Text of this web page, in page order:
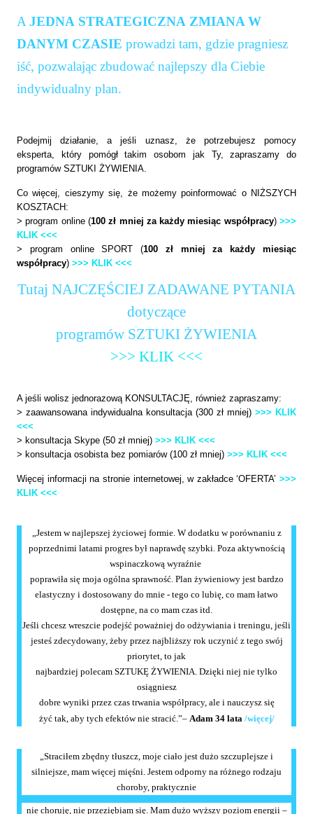
AJEDNA STRATEGICZNA ZMIANA W
DANYM CZASIE prowadzi tam, gdzie pragniesz
iść, pozwalając zbudować najlepszy dla Ciebie
indywidualny plan.
Podejmij działanie, a jeśli uznasz, że potrzebujesz pomocy
eksperta, który pomógł takim osobom jak Ty, zapraszamy do
programów SZTUKI ŻYWIENIA.
Co więcej, cieszymy się, że możemy poinformować o NIŻSZYCH
KOSZTACH:
> program online (100 zł mniej za każdy miesiąc współpracy)>>>
KLIK <<<
> program online SPORT (100 zł mniej za każdy miesiąc
współpracy) >>> KLIK <<<
Tutaj NAJCZĘŚCIEJ ZADAWANE PYTANIA
dotyczące
programów SZTUKI ŻYWIENIA
>>> KLIK <<<
A jeśli wolisz jednorazową KONSULTACJĘ, również zapraszamy:
> zaawansowana indywidualna konsultacja (300 zł mniej) >>> KLIK
<<<
> konsultacja Skype (50 zł mniej) >>> KLIK <<<
> konsultacja osobista bez pomiarów (100 zł mniej) >>> KLIK <<<
Więcej informacji na stronie internetowej, w zakładce ‘OFERTA’ >>>
KLIK <<<
„Jestem w najlepszej życiowej formie. W dodatku w porównaniu z
poprzednimi latami progres był naprawdę szybki. Poza aktywnością
wspinaczkową wyraźnie
poprawiła się moja ogólna sprawność. Plan żywieniowy jest bardzo
elastyczny i dostosowany do mnie - tego co lubię, co mam łatwo
dostępne, na co mam czas itd.
Jeśli chcesz wreszcie podejść poważniej do odżywiania i treningu, jeśli
jesteś zdecydowany, żeby przez najbliższy rok uczynić z tego swój
priorytet, to jak
najbardziej polecam SZTUKĘ ŻYWIENIA. Dzięki niej nie tylko
osiągniesz
dobre wyniki przez czas trwania współpracy, ale i nauczysz się
żyć tak, aby tych efektów nie stracić.”– Adam 34 lata /więcej/
„Straciłem zbędny tłuszcz, moje ciało jest dużo szczuplejsze i
silniejsze, mam więcej mięśni. Jestem odporny na różnego rodzaju
choroby, praktycznie
nie choruję, nie przeziębiam się. Mam dużo wyższy poziom energii –